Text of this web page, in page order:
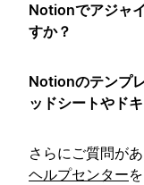
Notionでアジャ
すか？
Notionのテンプ
ッドシートやド
さらにご質問があ
ヘルプセンター